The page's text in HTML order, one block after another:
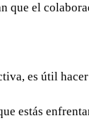
que el
es útil
estás